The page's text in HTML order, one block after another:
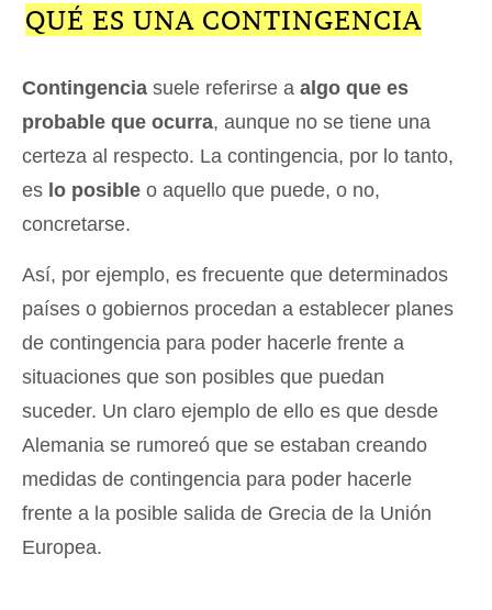
QUÉ ES UNA CONTINGENCIA
Contingencia suele referirse a algo que es
probable que ocurra, aunque no se tiene una
certeza al respecto. La contingencia, por lo tanto,
es lo posible o aquello que puede, o no,
concretarse.
Así, por ejemplo, es frecuente que determinados
países o gobiernos procedan a establecer planes
de contingencia para poder hacerle frente a
situaciones que son posibles que puedan
suceder. Un claro ejemplo de ello es que desde
Alemania se rumoreó que se estaban creando
medidas de contingencia para poder hacerle
frente a la posible salida de Grecia de la Unión
Europea.